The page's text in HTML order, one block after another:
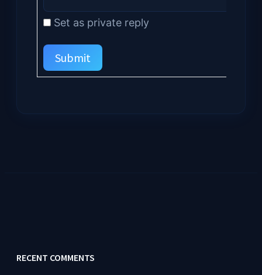
Set as private reply
Submit
RECENT COMMENTS